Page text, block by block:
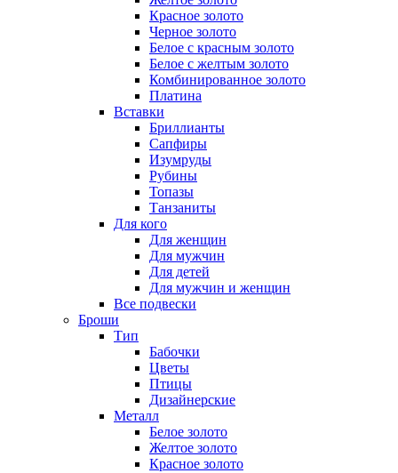
Красное золото
Черное золото
Белое с красным золото
Белое с желтым золото
Комбинированное золото
Платина
Вставки
Бриллианты
Сапфиры
Изумруды
Рубины
Топазы
Танзаниты
Для кого
Для женщин
Для мужчин
Для детей
Для мужчин и женщин
Все подвески
Броши
Тип
Бабочки
Цветы
Птицы
Дизайнерские
Металл
Белое золото
Желтое золото
Красное золото